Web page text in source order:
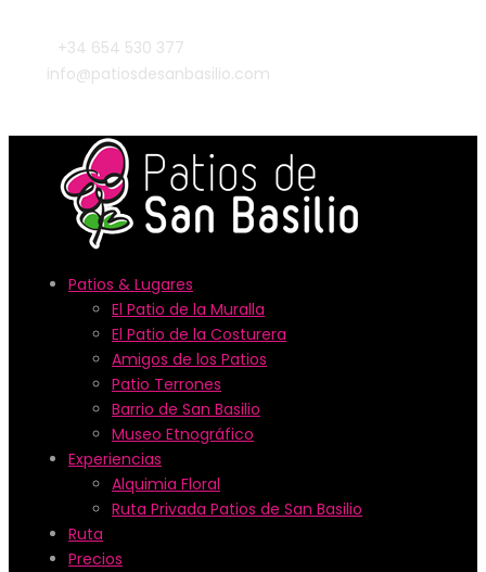
+34 654 530 377
info@patiosdesanbasilio.com
Patios & Lugares
El Patio de la Muralla
El Patio de la Costurera
Amigos de los Patios
Patio Terrones
Barrio de San Basilio
Museo Etnográfico
Experiencias
Alquimia Floral
Ruta Privada Patios de San Basilio
Ruta
Precios